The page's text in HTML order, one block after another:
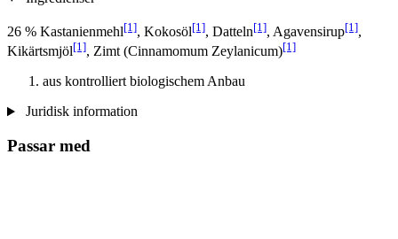
26 % Kastanienmehl[1], Kokosöl[1], Datteln[1], Agavensirup[1],
Kikärtsmjöl[1], Zimt (Cinnamomum Zeylanicum)[1]
aus kontrolliert biologischem Anbau
Juridisk information
Passar med